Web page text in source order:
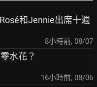
和Jennie出席十週
8小時前, 08/07
水花？
16小時前, 08/06